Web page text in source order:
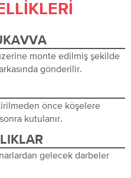
monte edilmiş şekilde
gönderilir.
önce köşelere
kutulanır.
gelecek darbeler